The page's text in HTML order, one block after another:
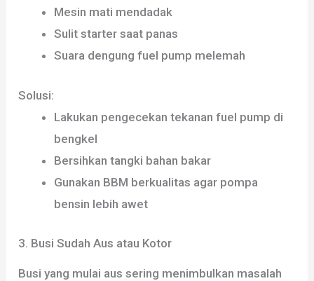
Mesin mati mendadak
Sulit starter saat panas
Suara dengung fuel pump melemah
Solusi:
Lakukan pengecekan tekanan fuel pump di
bengkel
Bersihkan tangki bahan bakar
Gunakan BBM berkualitas agar pompa
bensin lebih awet
3. Busi Sudah Aus atau Kotor
Busi yang mulai aus sering menimbulkan masalah